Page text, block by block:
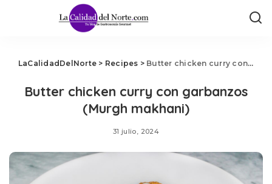
LaCalidadDelNorte > Recipes > Butter chicken curry con garbanzos (Murgh makhani)
Butter chicken curry con garbanzos
(Murgh makhani)
31 julio, 2024